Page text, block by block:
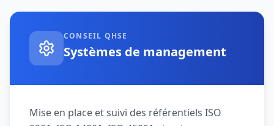
CONSEIL QHSE
Systèmes de management
Mise en place et suivi des référentiels ISO